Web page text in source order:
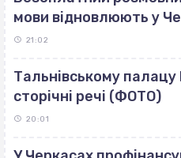
мови відновлюють у
21:02
Тальнівському
сторічні речі (ФОТО)
20:01